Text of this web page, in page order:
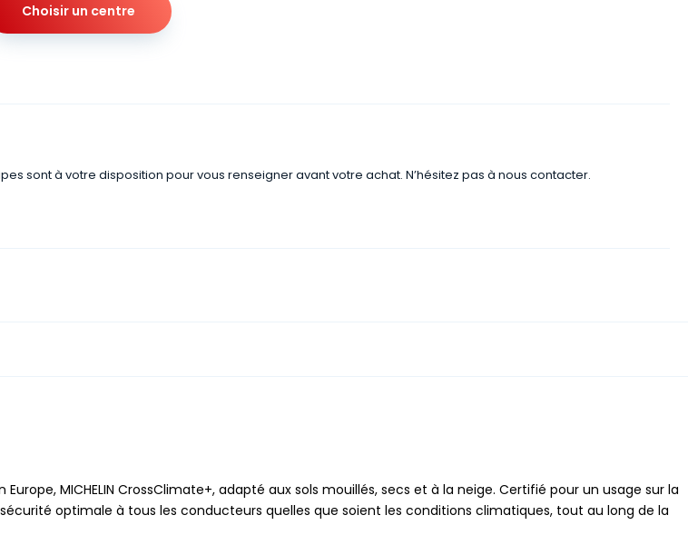
Choisir un centre
sont à votre disposition pour vous renseigner avant votre achat. N’hésitez pas à nous contacter.
MICHELIN CrossClimate+, adapté aux sols mouillés, secs et à la neige. Certifié pour un usage sur la
optimale à tous les conducteurs quelles que soient les conditions climatiques, tout au long de la